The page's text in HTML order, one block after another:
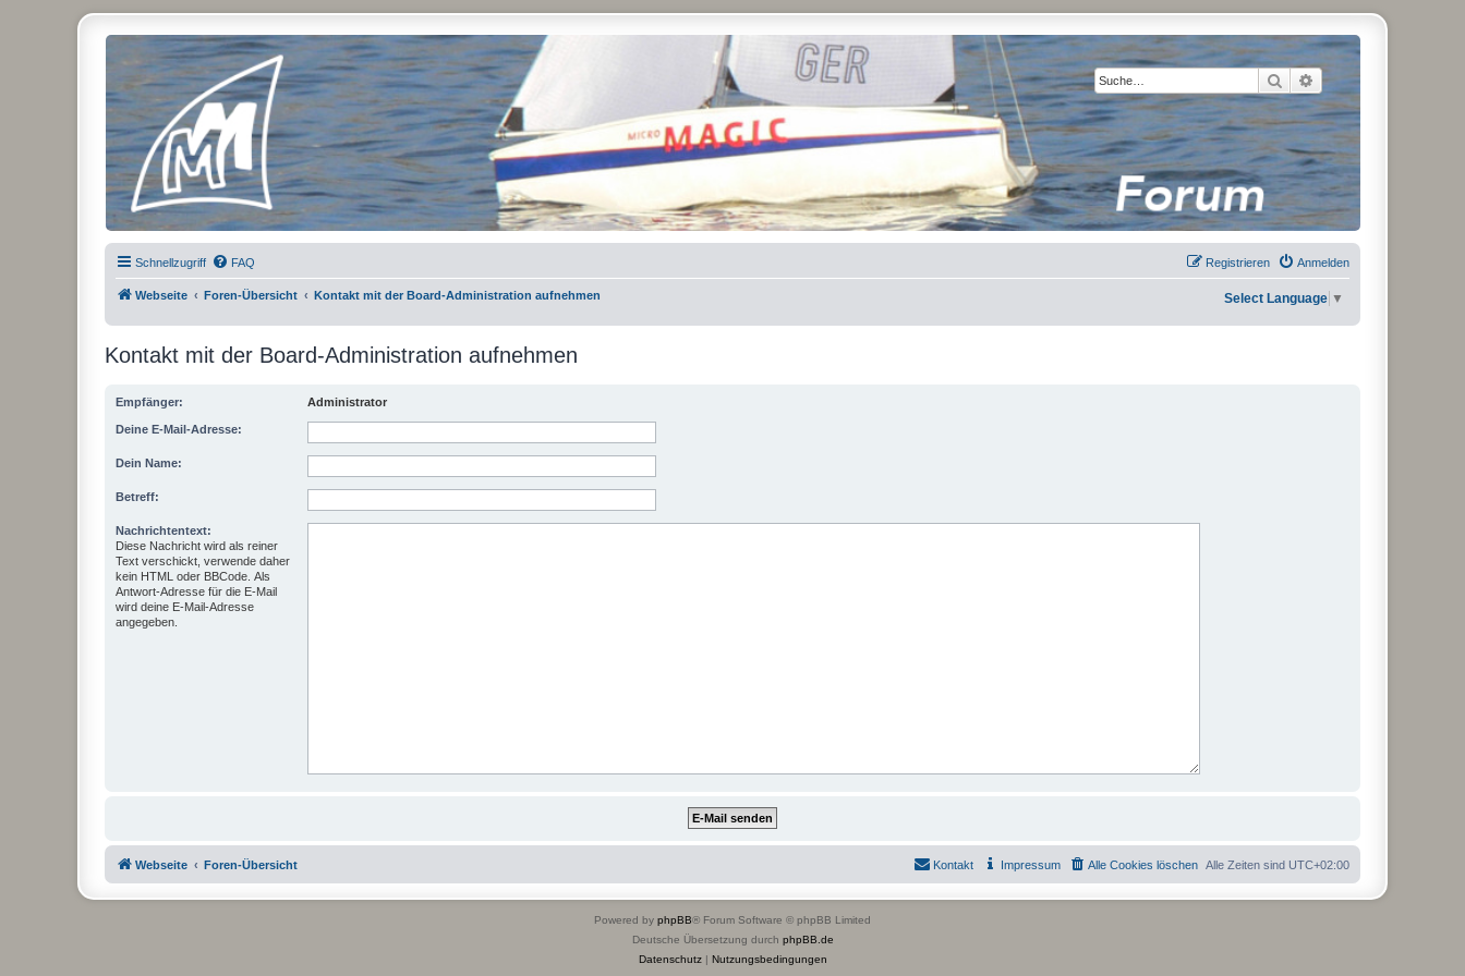
Suche Erweiterte Suche
Micro Magic Forum Deutschland
Schnellzugriff FAQ Anmelden
Registrieren
Webseite Foren-Übersicht Kontakt mit der Board-Administration aufnehmen Select Language ▼
Kontakt mit der Board-Administration aufnehmen
Empfänger: Administrator
Deine E-Mail-Adresse:
Dein Name:
Betreff:
Nachrichtentext:
Diese Nachricht wird als reiner
Text verschickt, verwende daher
kein HTML oder BBCode. Als
Antwort-Adresse für die E-Mail
wird deine E-Mail-Adresse
angegeben.
Webseite Foren-Übersicht Alle Zeiten sind UTC+02:00
Alle Cookies löschen
Impressum
Kontakt
Powered by phpBB® Forum Software © phpBB Limited
Deutsche Übersetzung durch phpBB.de
Datenschutz| Nutzungsbedingungen